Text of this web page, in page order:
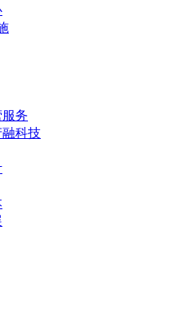
务
科技